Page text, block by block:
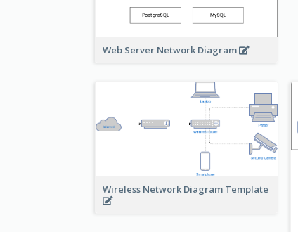
Web Server Network Diagram
Wireless Network Diagram Template